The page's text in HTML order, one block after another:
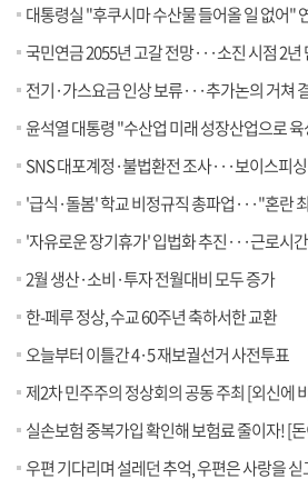
대통령실 "후쿠시마 수산물 들어올 일 없어"
국민연금 2055년 고갈 전망···소진 시점 2년
전기·가스요금 인상 보류···추가논의 거쳐
윤석열 대통령 "수산업 미래 성장산업으로
SNS 대포계정·불법환전 조사···보이스피
'급식·돌봄' 학교 비정규직 총파업···"혼란
'자유로운 장기휴가' 입법화 추진···근로시
2월 생산·소비·투자 전월대비 모두 증가
한-페루 정상, 수교 60주년 축하서한 교환
오늘부터 이틀간 4·5 재보궐선거 사전투표
제2차 민주주의 정상회의 공동 주최 [외신에
실손보험 중복가입 확인해 보험료 줄이자! [돈이
우편 기다리며 설레던 추억, 우편은 사랑을 싣고♥ [라